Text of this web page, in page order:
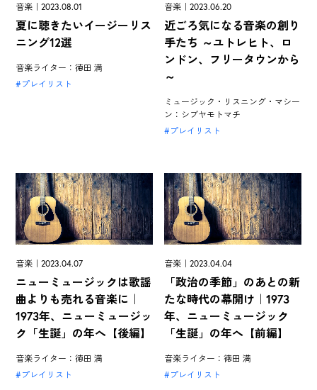
音楽｜2023.08.01
夏に聴きたいイージーリス
ニング12選
音楽ライター：徳田 満
プレイリスト
音楽｜2023.06.20
近ごろ気になる音楽の創り
手たち ～ユトレヒト、ロ
ンドン、フリータウンから
～
ミュージック・リスニング・マシー
ン：シブヤモトマチ
プレイリスト
音楽｜2023.04.07
ニューミュージックは歌謡
曲よりも売れる音楽に｜
1973年、ニューミュージッ
ク「生誕」の年へ【後編】
音楽ライター：徳田 満
プレイリスト
音楽｜2023.04.04
「政治の季節」のあとの新
たな時代の幕開け｜1973
年、ニューミュージック
「生誕」の年へ【前編】
音楽ライター：徳田 満
プレイリスト